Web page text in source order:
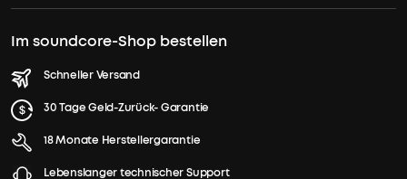
Im soundcore-Shop bestellen
Schneller Versand
30 Tage Geld-Zurück- Garantie
18 Monate Herstellergarantie
Lebenslanger technischer Support